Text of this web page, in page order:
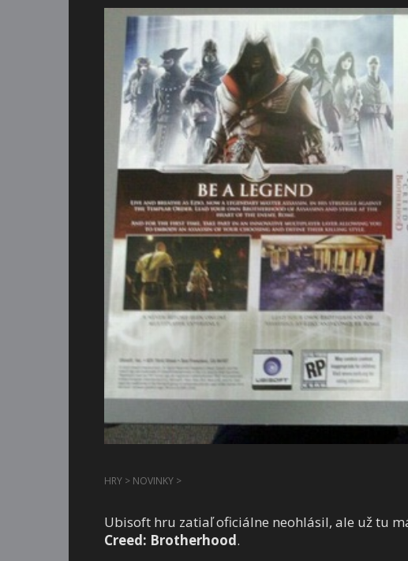
HRY > NOVINKY >
Ubisoft hru zatiaľ oficiálne neohlásil, ale už tu
Creed: Brotherhood.